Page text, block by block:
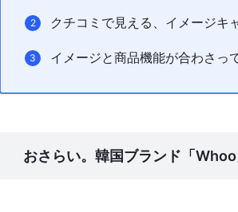
クチコミで見える、イメージキ
イメージと商品機能が合わさっ
おさらい。韓国ブランド「